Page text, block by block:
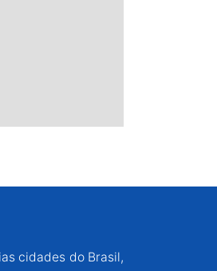
cidades do Brasil,